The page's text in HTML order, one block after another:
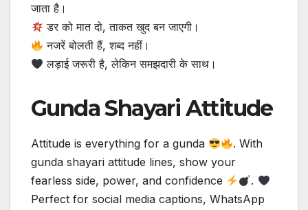
जाता है।
डर को मात दो, ताकत खुद बन जाएगी।
नजरें बोलती हैं, शब्द नहीं।
लड़ाई जरूरी है, लेकिन समझदारी के साथ।
Gunda Shayari Attitude
Attitude is everything for a gunda
. With
gunda shayari attitude lines, show your
fearless side, power, and confidence
.
Perfect for social media captions, WhatsApp